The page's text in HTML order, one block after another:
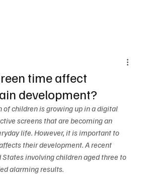
time affect
development?
of children is growing up in a digital
screens that are becoming an
life. However, it is important to
their development. A recent
involving children aged three to
alarming results.